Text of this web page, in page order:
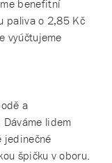
benefitní
paliva o 2,85 Kč
vyúčtujeme
a
lidem
jedinečné
špičku v oboru.